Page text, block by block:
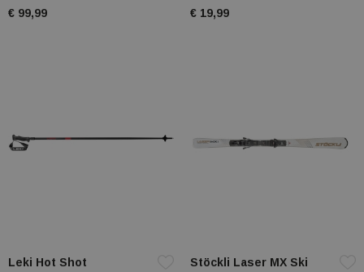
€ 99,99
€ 19,99
Leki Hot Shot
Stöckli Laser MX Ski